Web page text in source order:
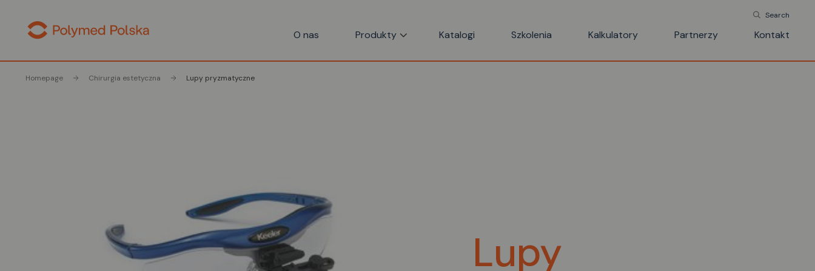
Search
O nas Produkty Katalogi Szkolenia Kalkulatory Partnerzy Kontakt
Homepage Chirurgia estetyczna Lupy pryzmatyczne
Lupy